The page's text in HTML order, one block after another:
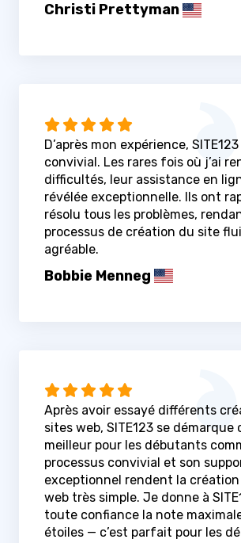
Christi Prettyman
D’après mon expérience,
convivial. Les rares fois où j’ai
difficultés, leur assistance en
révélée exceptionnelle. Ils ont
résolu tous les problèmes,
processus de création du site
agréable.
Bobbie Menneg
Après avoir essayé différents
sites web, SITE123 se démarque
meilleur pour les débutants
processus convivial et son
exceptionnel rendent la création
web très simple. Je donne à
toute confiance la note
étoiles — c’est parfait pour les